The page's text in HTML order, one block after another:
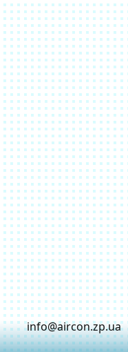
info@aircon.zp.ua